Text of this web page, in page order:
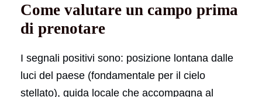
Come valutare un campo prima
di prenotare
I segnali positivi sono: posizione lontana dalle
luci del paese (fondamentale per il cielo
stellato), guida locale che accompagna al